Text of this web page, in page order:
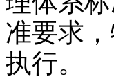
准要求
执行。